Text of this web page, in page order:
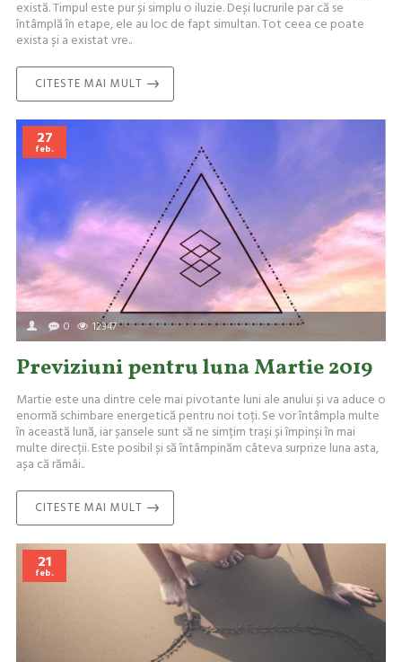
există. Timpul este pur și simplu o iluzie. Deși lucrurile par că se
întâmplă în etape, ele au loc de fapt simultan. Tot ceea ce poate
exista și a existat vre..
CITESTE MAI MULT
27
feb.
0 12347
Previziuni pentru luna Martie 2019
Martie este una dintre cele mai pivotante luni ale anului și va aduce o
enormă schimbare energetică pentru noi toți. Se vor întâmpla multe
în această lună, iar șansele sunt să ne simțim trași și împinși în mai
multe direcții. Este posibil și să întâmpinăm câteva surprize luna asta,
așa că rămâi..
CITESTE MAI MULT
21
feb.